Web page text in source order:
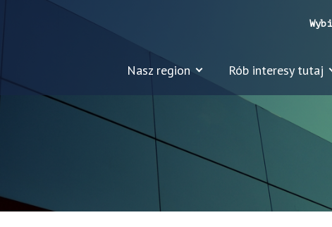
Nasz region Rób interesy tutaj